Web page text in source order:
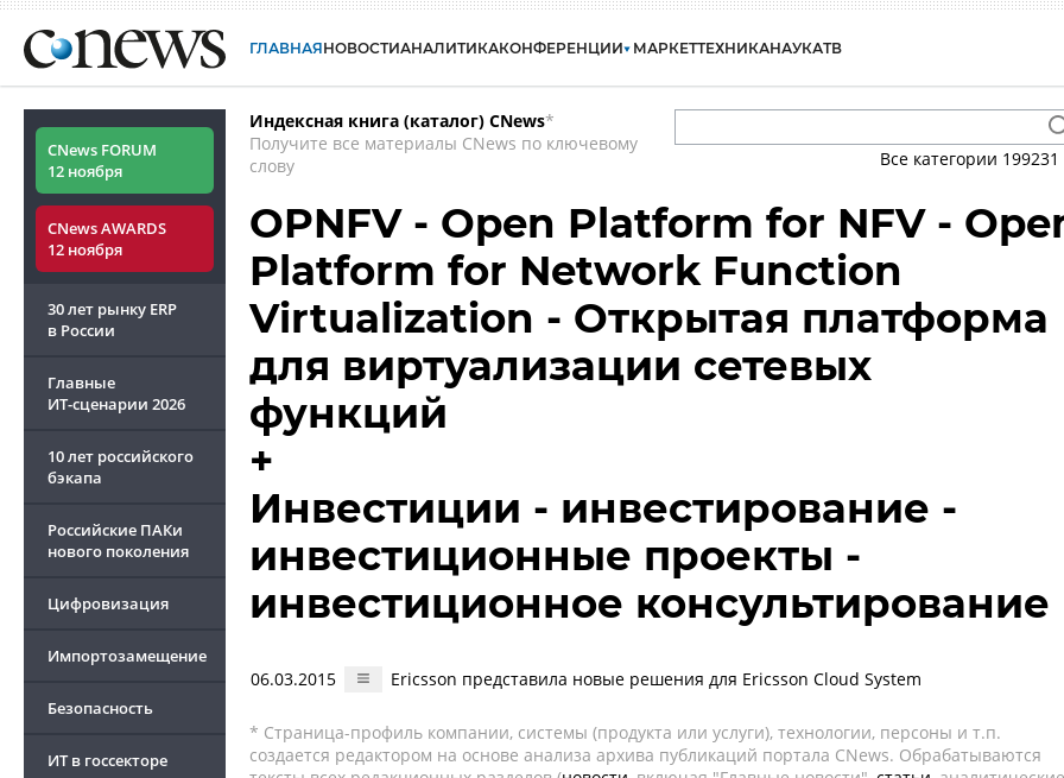
ГЛАВНАЯНОВОСТИАНАЛИТИКАКОНФЕРЕНЦИИ МАРКЕТТЕХНИКАНАУКАТВ
CNews FORUM
12 ноября
CNews AWARDS
12 ноября
30 лет рынку ERP
в России
Главные
ИТ-сценарии 2026
10 лет российского
бэкапа
Российские ПАКи
нового поколения
Цифровизация
Импортозамещение
Безопасность
ИТ в госсекторе
Индексная книга (каталог) CNews*
Получите все материалы CNews по ключевому
слову
Все категории 199231
OPNFV - Open Platform for NFV -
Platform for Network Function
Virtualization - Открытая платформа
для виртуализации сетевых
функций
+
Инвестиции - инвестирование -
инвестиционные проекты -
инвестиционное консультирование
06.03.2015 Ericsson представила новые решения для Ericsson Cloud System
* Страница-профиль компании, системы (продукта или услуги), технологии, персоны и т.п.
создается редактором на основе анализа архива публикаций портала CNews. Обрабатываются